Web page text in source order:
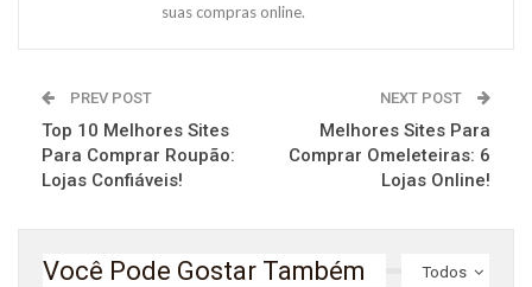
suas compras online.
PREV POST
Top 10 Melhores Sites
Para Comprar Roupão:
Lojas Confiáveis!
NEXT POST
Melhores Sites Para
Comprar Omeleteiras: 6
Lojas Online!
Todos
Você Pode Gostar Também